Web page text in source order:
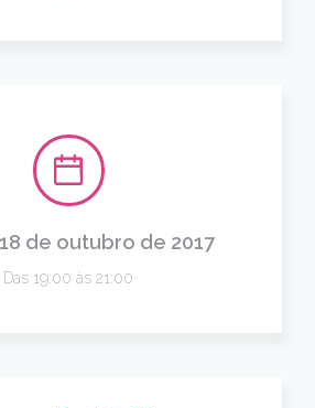
de outubro de 2017
Das 19:00 às 21:00